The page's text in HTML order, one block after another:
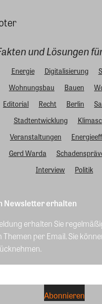
und Lösungen
Energie Digitalisierung
Wohnungsbau
Bauen
Editorial
Recht Berlin
Stadtentwicklung
Veranstaltungen
Gerd Warda
Interview
Politik
Newsletter erhalten
erhalten Sie
per Email. Sie